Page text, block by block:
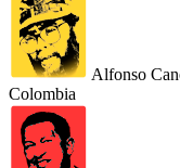
Alfonso
Colombia